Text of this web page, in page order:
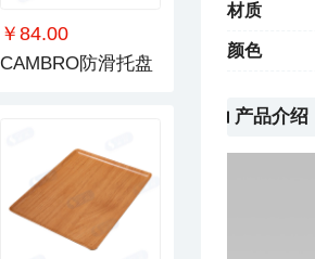
￥84.00
CAMBRO防滑托盘
材质
颜色
产品介绍